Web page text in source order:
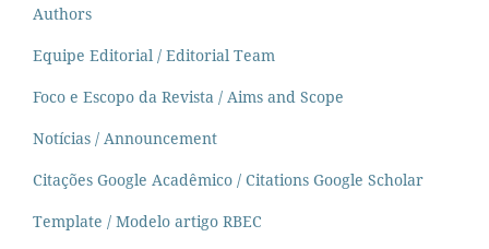
Authors
Equipe Editorial / Editorial Team
Foco e Escopo da Revista / Aims and Scope
Notícias / Announcement
Citações Google Acadêmico / Citations Google Scholar
Template / Modelo artigo RBEC